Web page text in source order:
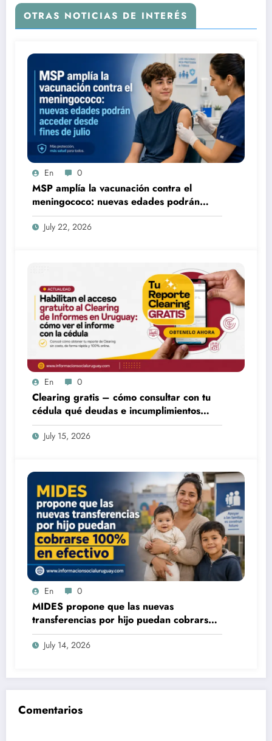
OTRAS NOTICIAS DE INTERÉS
En 0
MSP amplía la vacunación contra el
meningococo: nuevas edades podrán
acceder desde fines de julio
July 22, 2026
En 0
Clearing gratis – cómo consultar con tu
cédula qué deudas e incumplimientos
tenés
July 15, 2026
En 0
MIDES propone que las nuevas
transferencias por hijo puedan cobrarse
100% en efectivo: qué cambiaría desde
2027July 14, 2026
Comentarios